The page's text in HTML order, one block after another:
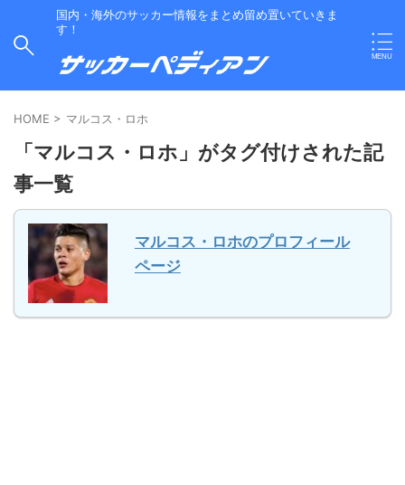
国内・海外のサッカー情報をまとめ留め置いていきま
す！
HOME > マルコス・ロホ
「マルコス・ロホ」がタグ付けされた記
事一覧
マルコス・ロホのプロフィール
ページ